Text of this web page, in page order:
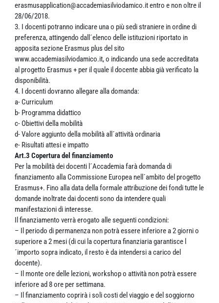
erasmusapplication@accademiasilviodamico.it entro e non oltre il
28/06/2018.
3. I docenti potranno indicare una o più sedi straniere in ordine di
preferenza, attingendo dall´elenco delle istituzioni riportato in
apposita sezione Erasmus plus del sito
www.accademiasilviodamico.it, o indicando una sede accreditata
al progetto Erasmus + per il quale il docente abbia già verificato la
disponibilità.
4. I docenti dovranno allegare alla domanda:
a- Curriculum
b- Programma didattico
c- Obiettivi della mobilità
d- Valore aggiunto della mobilità all´attività ordinaria
e- Risultati attesi e impatto
Art.3 Copertura del finanziamento
Per la mobilità dei docenti l´Accademia farà domanda di
finanziamento alla Commissione Europea nell´ambito del progetto
Erasmus+. Fino alla data della formale attribuzione dei fondi tutte le
domande inoltrate dai docenti sono da intendere quali
manifestazioni di interesse.
Il finanziamento verrà erogato alle seguenti condizioni:
– Il periodo di permanenza non potrà essere inferiore a 2 giorni o
superiore a 2 mesi (di cui la copertura finanziaria garantisce l
´importo sopra indicato, il resto è da intendersi a carico del
docente).
– Il monte ore delle lezioni, workshop o attività non potrà essere
inferiore ad 8 ore per settimana.
– Il finanziamento coprirà i soli costi del viaggio e del soggiorno